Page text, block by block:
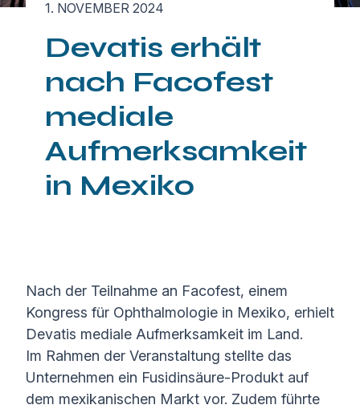
1. NOVEMBER 2024
Devatis erhält
nach Facofest
mediale
Aufmerksamkeit
in Mexiko
Nach der Teilnahme an Facofest, einem
Kongress für Ophthalmologie in Mexiko, erhielt
Devatis mediale Aufmerksamkeit im Land.
Im Rahmen der Veranstaltung stellte das
Unternehmen ein Fusidinsäure-Produkt auf
dem mexikanischen Markt vor. Zudem führte